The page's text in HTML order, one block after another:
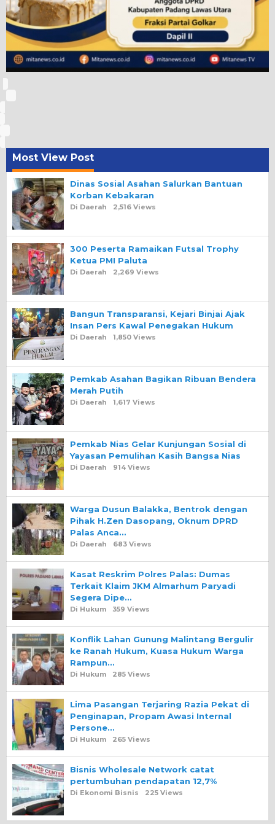
Most View Post
Dinas Sosial Asahan Salurkan Bantuan
Korban Kebakaran
Di Daerah 2,516 Views
300 Peserta Ramaikan Futsal Trophy
Ketua PMI Paluta
Di Daerah 2,269 Views
Bangun Transparansi, Kejari Binjai Ajak
Insan Pers Kawal Penegakan Hukum
Di Daerah 1,850 Views
Pemkab Asahan Bagikan Ribuan Bendera
Merah Putih
Di Daerah 1,617 Views
Pemkab Nias Gelar Kunjungan Sosial di
Yayasan Pemulihan Kasih Bangsa Nias
Di Daerah 914 Views
Warga Dusun Balakka, Bentrok dengan
Pihak H.Zen Dasopang, Oknum DPRD
Palas Anca…
Di Daerah 683 Views
Kasat Reskrim Polres Palas: Dumas
Terkait Klaim JKM Almarhum Paryadi
Segera Dipe…
Di Hukum 359 Views
Konflik Lahan Gunung Malintang Bergulir
ke Ranah Hukum, Kuasa Hukum Warga
Rampun…
Di Hukum 285 Views
Lima Pasangan Terjaring Razia Pekat di
Penginapan, Propam Awasi Internal
Persone…
Di Hukum 265 Views
Bisnis Wholesale Network catat
pertumbuhan pendapatan 12,7%
Di Ekonomi Bisnis 225 Views